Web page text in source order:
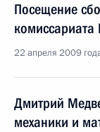
Посещение
комиссариата
22 апреля 2009
Дмитрий
механики и